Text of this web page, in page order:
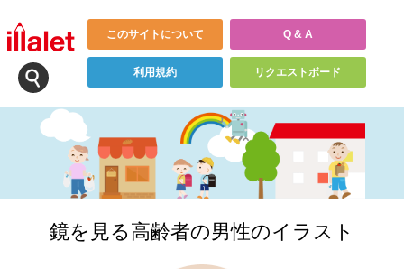
このサイトについて Q & A
利用規約 リクエストボード
鏡を見る高齢者の男性のイラスト